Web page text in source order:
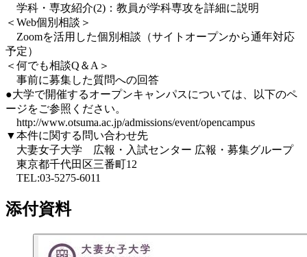
学科・専攻紹介(2)：教員が学科専攻を詳細に説明
＜Web個別相談＞
Zoomを活用した個別相談（サイトオープンから通年対応
予定）
＜何でも相談Q＆A＞
事前に募集した質問への回答
●大学で開催するオープンキャンパスについては、以下のペ
ージをご参照ください。
http://www.otsuma.ac.jp/admissions/event/opencampus
▼本件に関する問い合わせ先
大妻女子大学 広報・入試センター 広報・募集グループ
東京都千代田区三番町12
TEL:03-5275-6011
添付資料